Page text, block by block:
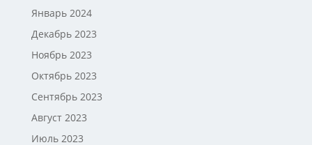
Январь 2024
Декабрь 2023
Ноябрь 2023
Октябрь 2023
Сентябрь 2023
Август 2023
Июль 2023